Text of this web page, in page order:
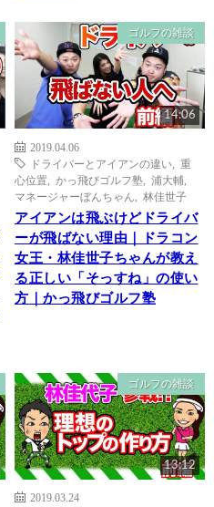
ゴルフの雑談
14:06
2019.04.06
ドライバーとアイアンの違い
重
心位置
かっ飛びゴルフ塾 浦大輔
マネージャーぼんちゃん
林佳世子
アイアンは飛ぶけどドライバ
ーが飛ばない理由｜ドラコン
女王・林佳世子ちゃんが教え
る正しい「そっすね」の使い
方｜かっ飛びゴルフ塾
ゴルフの雑談
13:12
2019.03.24